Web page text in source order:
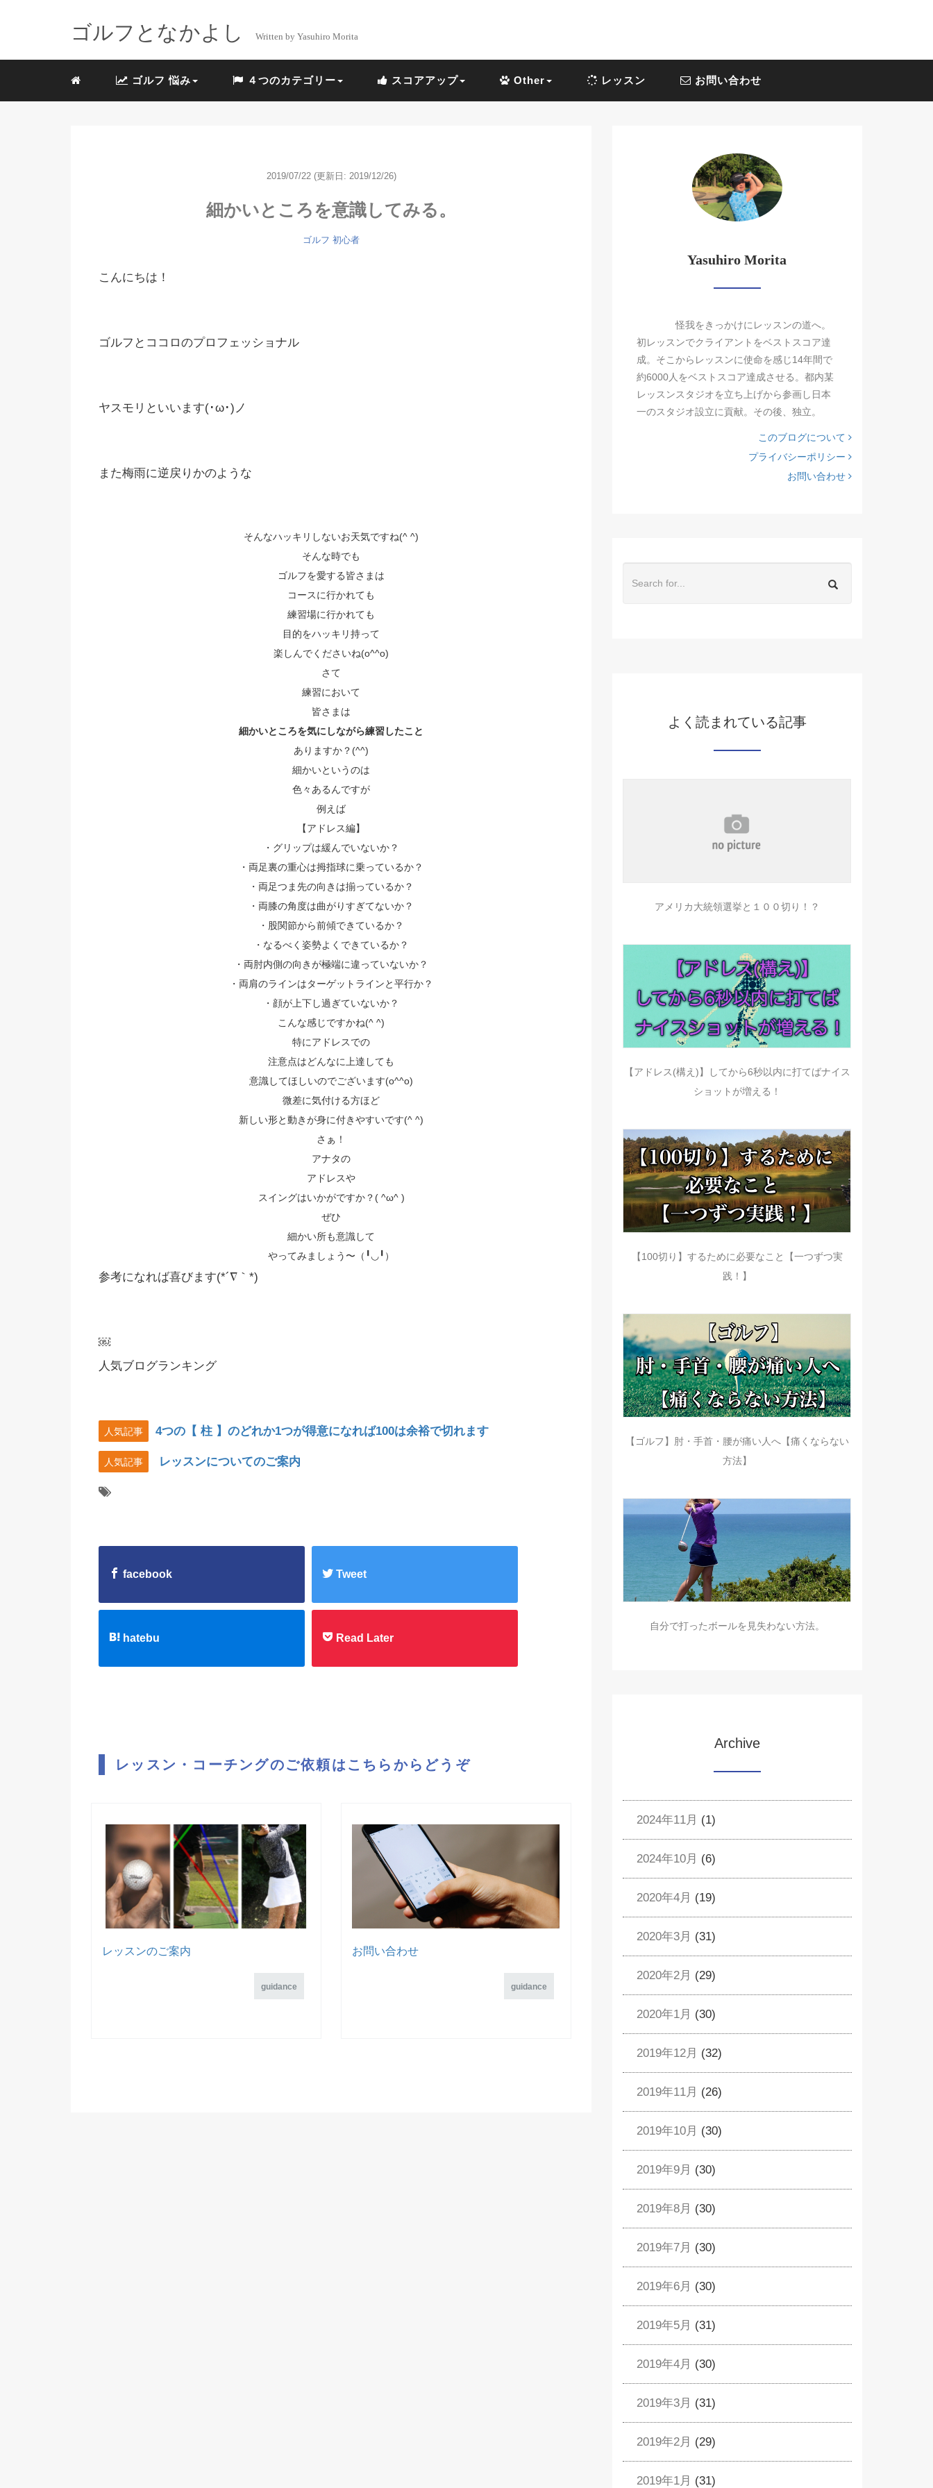
ゴルフとなかよし Written by Yasuhiro Morita
ゴルフ 悩み ４つのカテゴリー スコアアップ Other レッスン お問い合わせ
2019/07/22 (更新日: 2019/12/26)
細かいところを意識してみる。
ゴルフ 初心者
こんにちは！
ゴルフとココロのプロフェッショナル
ヤスモリといいます(･ω･)ノ
また梅雨に逆戻りかのような
そんなハッキリしないお天気ですね(^ ^)
そんな時でも
ゴルフを愛する皆さまは
コースに行かれても
練習場に行かれても
目的をハッキリ持って
楽しんでくださいね(o^^o)
さて
練習において
皆さまは
細かいところを気にしながら練習したこと
ありますか？(^^)
細かいというのは
色々あるんですが
例えば
【アドレス編】
・グリップは緩んでいないか？
・両足裏の重心は拇指球に乗っているか？
・両足つま先の向きは揃っているか？
・両膝の角度は曲がりすぎてないか？
・股関節から前傾できているか？
・なるべく姿勢よくできているか？
・両肘内側の向きが極端に違っていないか？
・両肩のラインはターゲットラインと平行か？
・顔が上下し過ぎていないか？
こんな感じですかね(^ ^)
特にアドレスでの
注意点はどんなに上達しても
意識してほしいのでございます(o^^o)
微差に気付ける方ほど
新しい形と動きが身に付きやすいです(^ ^)
さぁ！
アナタの
アドレスや
スイングはいかがですか？( ^ω^ )
ぜひ
細かい所も意識して
やってみましょう〜（╹◡╹）
参考になれば喜びます(*´∇｀*)
￼
人気ブログランキング
人気記事 4つの【 柱 】のどれか1つが得意になれば100は余裕で切れます
人気記事 レッスンについてのご案内
facebook Tweet
hatebu Read Later
レッスン・コーチングのご依頼はこちらからどうぞ
レッスンのご案内
guidance
お問い合わせ
guidance
Yasuhiro Morita
怪我をきっかけにレッスンの道へ。
初レッスンでクライアントをベストスコア達
成。そこからレッスンに使命を感じ14年間で
約6000人をベストスコア達成させる。都内某
レッスンスタジオを立ち上げから参画し日本
一のスタジオ設立に貢献。その後、独立。
このブログについて
プライバシーポリシー
お問い合わせ
よく読まれている記事
アメリカ大統領選挙と１００切り！？
【アドレス(構え)】してから6秒以内に打てばナイス
ショットが増える！
【100切り】するために必要なこと【一つずつ実
践！】
【ゴルフ】肘・手首・腰が痛い人へ【痛くならない
方法】
自分で打ったボールを見失わない方法。
Archive
2024年11月 (1)
2024年10月 (6)
2020年4月 (19)
2020年3月 (31)
2020年2月 (29)
2020年1月 (30)
2019年12月 (32)
2019年11月 (26)
2019年10月 (30)
2019年9月 (30)
2019年8月 (30)
2019年7月 (30)
2019年6月 (30)
2019年5月 (31)
2019年4月 (30)
2019年3月 (31)
2019年2月 (29)
2019年1月 (31)